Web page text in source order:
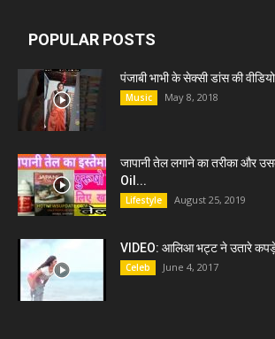
POPULAR POSTS
पंजाबी भाभी के सेक्सी डांस की
Music May 8, 2018
जापानी तेल लगाने का तरीका और
Oil...
Lifestyle August 25, 2019
VIDEO: आलिआ भट्ट ने उतारे
Celeb June 4, 2017